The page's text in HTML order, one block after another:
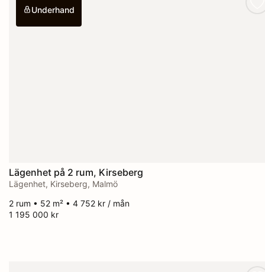
Underhand
Lägenhet på 2 rum, Kirseberg
Lägenhet, Kirseberg, Malmö
2 rum • 52 m² • 4 752 kr / mån
1 195 000 kr